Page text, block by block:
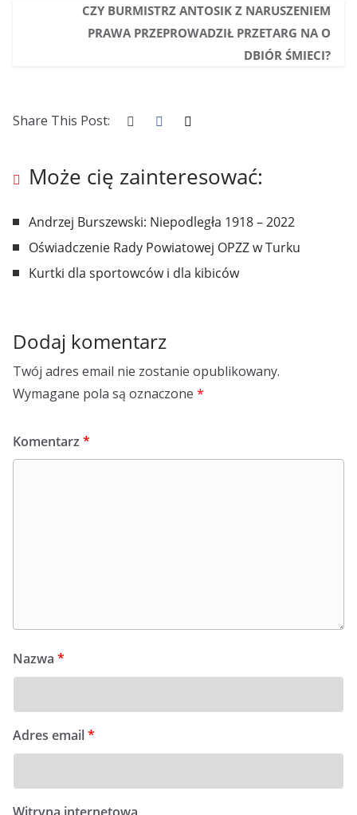
CZY BURMISTRZ ANTOSIK Z NARUSZENIEM
PRAWA PRZEPROWADZIŁ PRZETARG NA O
DBIÓR ŚMIECI?
Share This Post:
Może cię zainteresować:
Andrzej Burszewski: Niepodległa 1918 – 2022
Oświadczenie Rady Powiatowej OPZZ w Turku
Kurtki dla sportowców i dla kibiców
Dodaj komentarz
Twój adres email nie zostanie opublikowany.
Wymagane pola są oznaczone *
Komentarz *
Nazwa *
Adres email*